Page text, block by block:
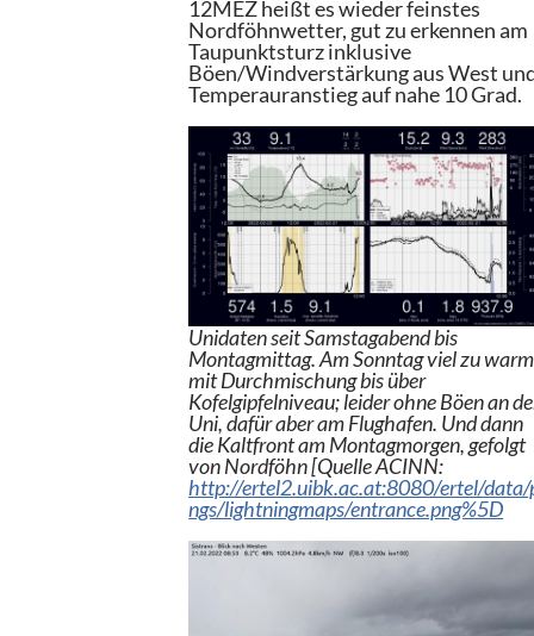
12MEZ heißt es wieder feinstes
Nordföhnwetter, gut zu erkennen am
Taupunktsturz inklusive
Böen/Windverstärkung aus West
Temperauranstieg auf nahe 10 Grad.
Unidaten seit Samstagabend bis
Montagmittag. Am Sonntag viel zu warm
mit Durchmischung bis über
Kofelgipfelniveau; leider ohne Böen an
Uni, dafür aber am Flughafen. Und dann
die Kaltfront am Montagmorgen, gefolgt
von Nordföhn [Quelle ACINN:
http://ertel2.uibk.ac.at:8080/ertel/data/
ngs/lightningmaps/entrance.png%5D